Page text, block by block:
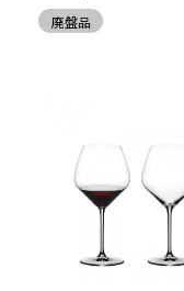
廃盤品